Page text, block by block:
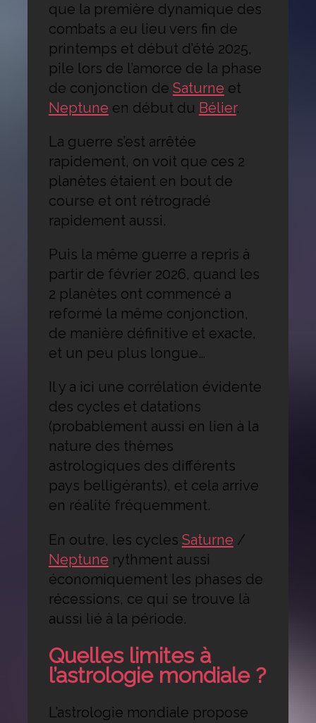
que la première dynamique des
combats a eu lieu vers fin de
printemps et début d’été 2025,
pile lors de l’amorce de la phase
de conjonction de Saturne et
Neptune en début du Bélier.
La guerre s’est arrêtée
rapidement, on voit que ces 2
planètes étaient en bout de
course et ont rétrogradé
rapidement aussi.
Puis la même guerre a repris à
partir de février 2026, quand les
2 planètes ont commencé a
reformé la même conjonction,
de manière définitive et exacte,
et un peu plus longue…
Il y a ici une corrélation évidente
des cycles et datations
(probablement aussi en lien à la
nature des thèmes
astrologiques des différents
pays belligérants), et cela arrive
en réalité fréquemment.
En outre, les cycles Saturne /
Neptune rythment aussi
économiquement les phases de
récessions, ce qui se trouve là
aussi lié à la période.
Quelles limites à
l’astrologie mondiale ?
L’astrologie mondiale propose